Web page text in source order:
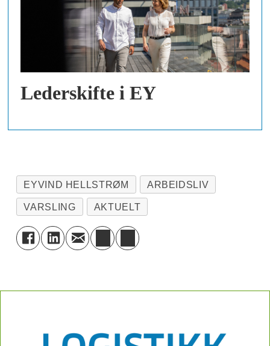
Lederskifte i EY
EYVIND HELLSTRØM ARBEIDSLIV
VARSLING AKTUELT